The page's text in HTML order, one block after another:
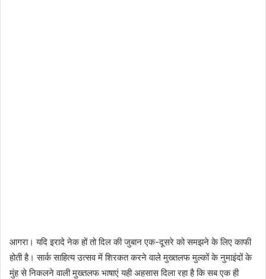
आगरा। यदि इरादे नेक हों तो दिल की जुबान एक-दूसरे को समझने के लिए काफी
होती है। सार्क साहित्य उत्सव में शिरकत करने वाले मुख्तलफ मुल्कों के नुमाइंदों के
मुंह से निकलने वाली मुख्तलफ भाषाएं यही अहसास दिला रहा है कि सब एक ही